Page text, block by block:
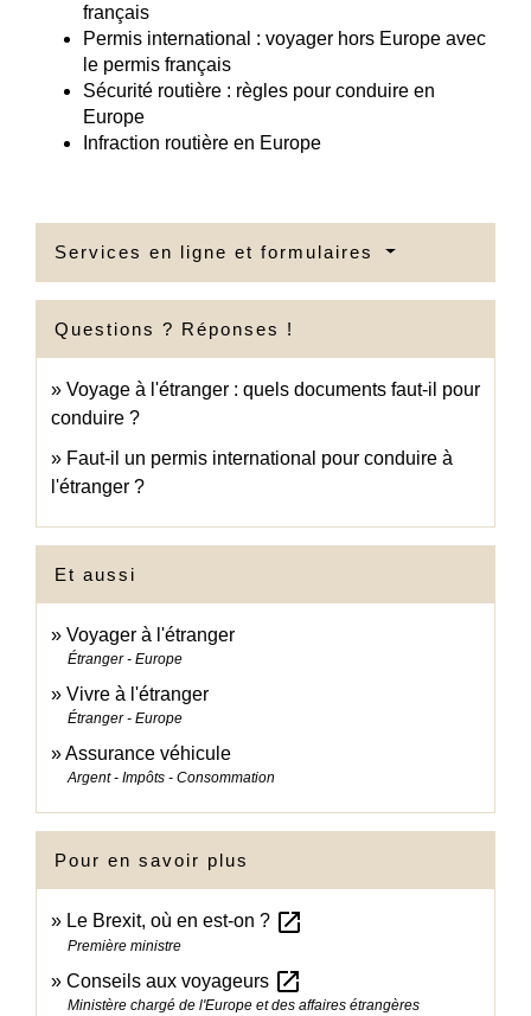
français
Permis international : voyager hors Europe avec
le permis français
Sécurité routière : règles pour conduire en
Europe
Infraction routière en Europe
Services en ligne et formulaires
Questions ? Réponses !
Voyage à l'étranger : quels documents faut-il pour
conduire ?
Faut-il un permis international pour conduire à
l'étranger ?
Et aussi
Voyager à l'étranger
Étranger - Europe
Vivre à l'étranger
Étranger - Europe
Assurance véhicule
Argent - Impôts - Consommation
Pour en savoir plus
Le Brexit, où en est-on ? open_in_new
Première ministre
Conseils aux voyageurs open_in_new
Ministère chargé de l'Europe et des affaires étrangères